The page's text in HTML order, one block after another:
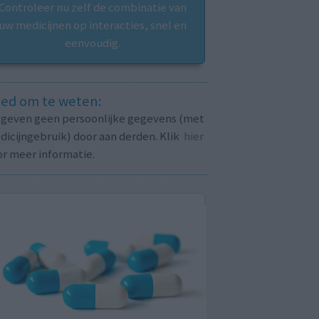
nu zelf de combinatie van
medicijnen op interacties, snel en
eenvoudig.
om te weten:
geven geen persoonlijke gegevens (met
door aan derden. Klik hier
meer informatie.